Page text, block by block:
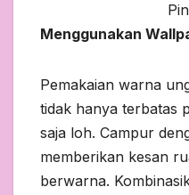
Menggunakan
Pemakaian warna
tidak hanya terbatas
saja loh. Campur
memberikan kesan
berwarna.